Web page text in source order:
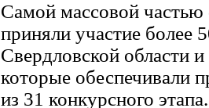
Самой массовой частью
приняли участие более
Свердловской области
которые обеспечивали
из 31 конкурсного